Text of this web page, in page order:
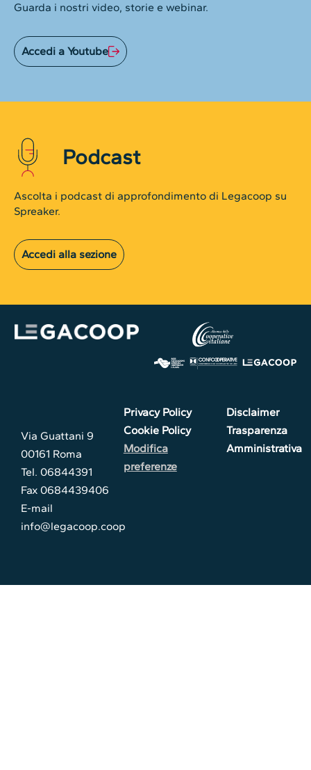
Guarda i nostri video, storie e webinar.
Accedi a Youtube
Podcast
Ascolta i podcast di approfondimento di Legacoop su
Spreaker.
Accedi alla sezione
Via Guattani 9
00161 Roma
Tel. 06844391
Fax 0684439406
E-mail
info@legacoop.coop
Privacy Policy
Cookie Policy
Modifica
preferenze
Disclaimer
Trasparenza
Amministrativa